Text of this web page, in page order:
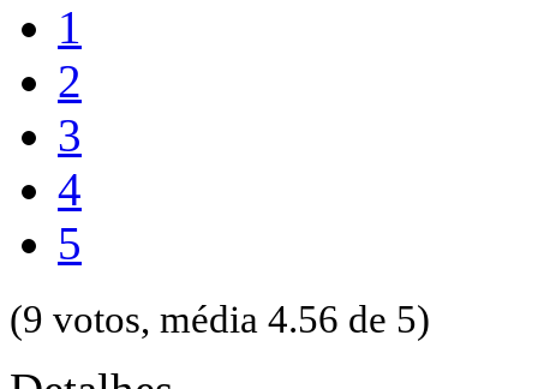
1
2
3
4
5
(9 votos, média 4.56 de 5)